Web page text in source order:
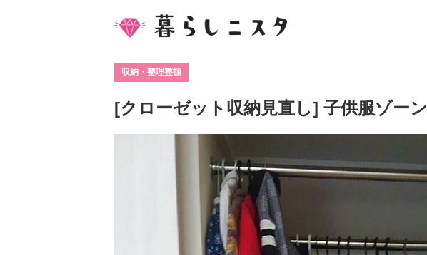
収納・整理整頓
[クローゼット収納見直し] 子供服ゾーン